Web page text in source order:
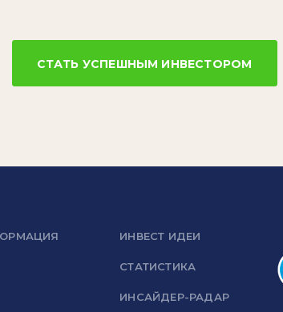
СТАТЬ УСПЕШНЫМ ИНВЕСТОРОМ
ИНВЕСТ ИДЕИ
СТАТИСТИКА
ИНСАЙДЕР-РАДАР